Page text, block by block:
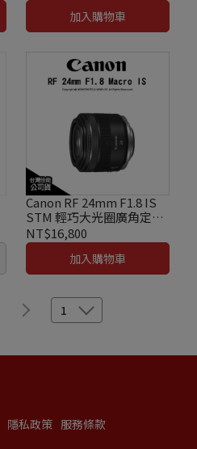
加入購物車
Canon RF 24mm F1.8 IS
STM 輕巧大光圈廣角定焦
鏡頭 台灣佳能公司貨
NT$16,800
加入購物車
1
隱私政策 服務條款